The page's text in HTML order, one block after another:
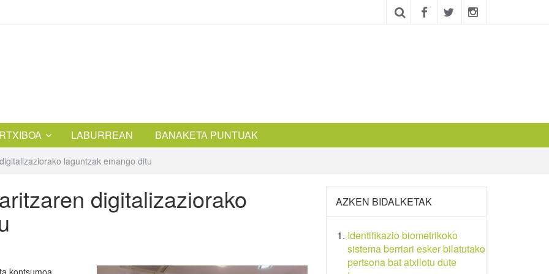
LABURREAN BANAKETA PUNTUAK
laguntzak emango ditu
digitalizaziorako
kontsumoa
AZKEN BIDALKETAK
Identifikazio biometrikoko
sistema berriari esker bilatutako
pertsona bat atxilotu dute